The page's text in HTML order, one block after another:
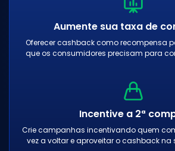
Aumente sua taxa de
Oferecer cashback como recompensa
que os consumidores precisam para
Incentive a 2ª
Crie campanhas incentivando quem
vez a voltar e aproveitar o cashback